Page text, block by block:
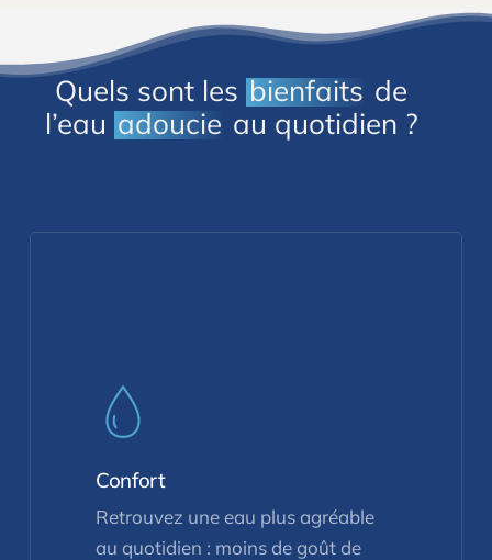
Quels sont les bienfaits de
l’eau adoucie au quotidien ?
Confort
Retrouvez une eau plus agréable
au quotidien : moins de goût de